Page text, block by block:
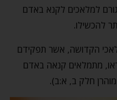
גורם למלאכים לקנא באדם
להכשילו.
הקדושה, אשר תפקידם
מתמלאים קנאה באדם
חלק ב, א:ב).